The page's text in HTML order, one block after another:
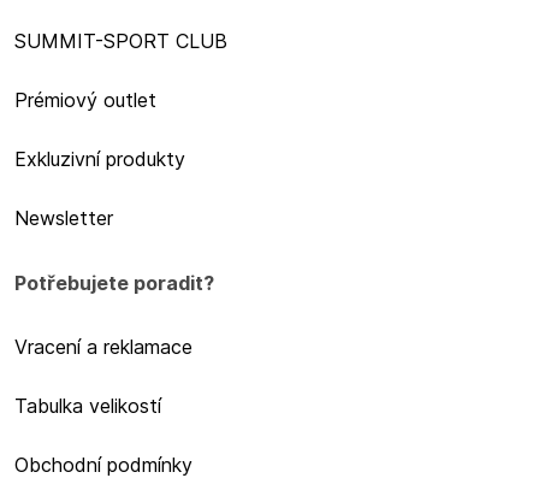
SUMMIT-SPORT CLUB
Prémiový outlet
Exkluzivní produkty
Newsletter
Potřebujete poradit?
Vracení a reklamace
Tabulka velikostí
Obchodní podmínky